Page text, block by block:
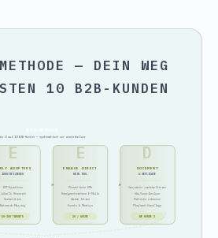
— DEIN WEG
10 B2B-KUNDEN
E
ADOPTERS
IDENTIFIZIEREN
ICP-Hypothese
LinkedIn Research
Communities
Netzwerk-Mapping
50–100 TARGETS
E
ENGAGE DIRECT
KEIN TOOL
Persönliche DMs
Handgeschriebene E-Mails
Warme Intros
Events & Meetups
20 / WOCHE
D
DOCUMENT
& REPLICATE
Gespräche protokollieren
Win/Loss-Analyse
Patterns erkennen
Playbook-Grundlage
AB KUNDE 3
0 auf 10 B2B-Kunden — systematisch und wiederholbar